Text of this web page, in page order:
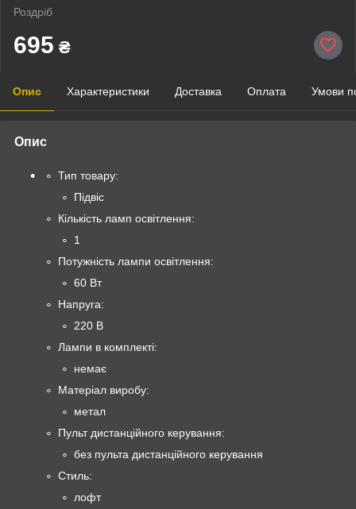
Роздріб
695 ₴
Опис Характеристики Доставка Оплата Умови
Опис
Тип товару:
Підвіс
Кількість ламп освітлення:
1
Потужність лампи освітлення:
60 Вт
Напруга:
220 В
Лампи в комплекті:
немає
Матеріал виробу:
метал
Пульт дистанційного керування:
без пульта дистанційного керування
Стиль:
лофт